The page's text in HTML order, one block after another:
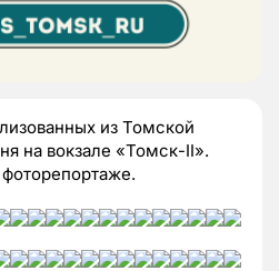
из Томской
на вокзале «Томск-II».